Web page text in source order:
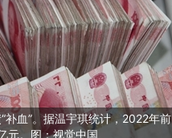
补血”。据温宇琪统计，2022年前
元。图：视觉中国